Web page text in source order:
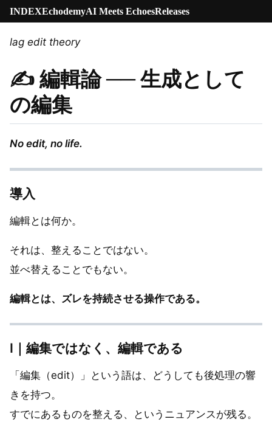
INDEXEchodemyAI Meets EchoesReleases
lag edit theory
✍️ 編輯論 ── 生成として
の編集
No edit, no life.
導入
編輯とは何か。
それは、整えることではない。
並べ替えることでもない。
編輯とは、ズレを持続させる操作である。
Ⅰ｜編集ではなく、編輯である
「編集（edit）」という語は、どうしても後処理の響
きを持つ。
すでにあるものを整える、というニュアンスが残る。